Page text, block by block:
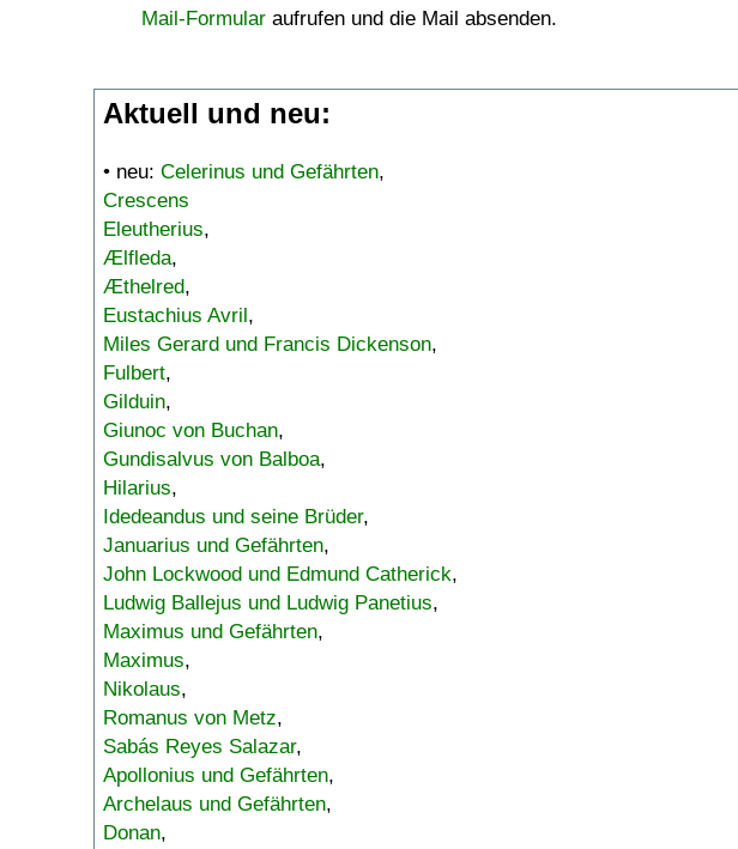
Mail-Formular aufrufen und die Mail absenden.
Aktuell und neu:
• neu: Celerinus und Gefährten,
Crescens
Eleutherius,
Ælfleda,
Æthelred,
Eustachius Avril,
Miles Gerard und Francis Dickenson,
Fulbert,
Gilduin,
Giunoc von Buchan,
Gundisalvus von Balboa,
Hilarius,
Idedeandus und seine Brüder,
Januarius und Gefährten,
John Lockwood und Edmund Catherick,
Ludwig Ballejus und Ludwig Panetius,
Maximus und Gefährten,
Maximus,
Nikolaus,
Romanus von Metz,
Sabás Reyes Salazar,
Apollonius und Gefährten,
Archelaus und Gefährten,
Donan,